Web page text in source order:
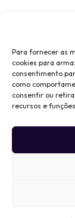
Para fornecer as
cookies para
consentimento
como
consentir ou
recursos e